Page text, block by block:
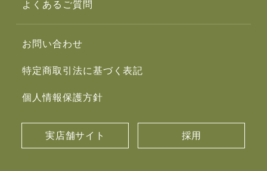
よくあるご質問
お問い合わせ
特定商取引法に基づく表記
個人情報保護方針
実店舗サイト 採用